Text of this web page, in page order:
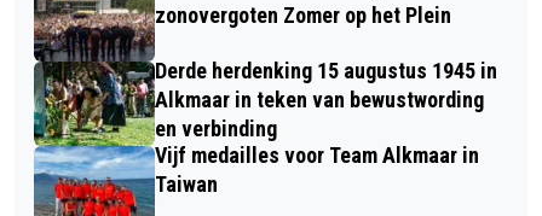
zonovergoten Zomer op het Plein
Derde herdenking 15 augustus 1945 in
Alkmaar in teken van bewustwording
en verbinding
Vijf medailles voor Team Alkmaar in
Taiwan